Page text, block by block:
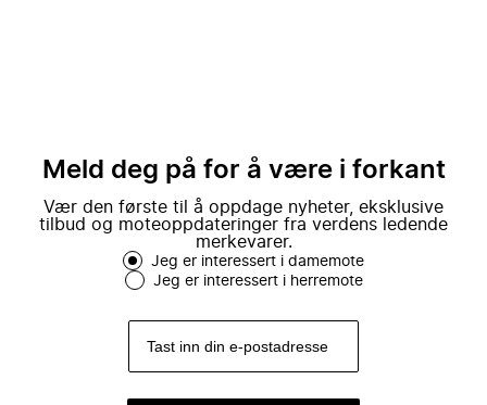
Meld deg på for å være i forkant
Vær den første til å oppdage nyheter, eksklusive
tilbud og moteoppdateringer fra verdens ledende
merkevarer.
Jeg er interessert i damemote
Jeg er interessert i herremote